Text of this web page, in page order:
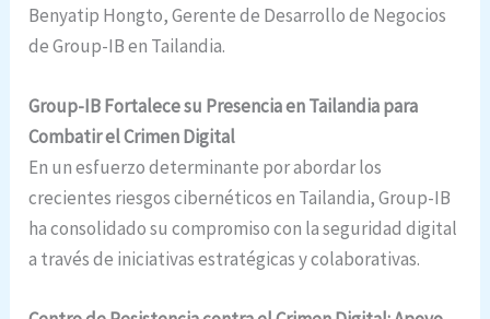
Benyatip Hongto, Gerente de Desarrollo de Negocios
de Group-IB en Tailandia.
Group-IB Fortalece su Presencia en Tailandia para
Combatir el Crimen Digital
En un esfuerzo determinante por abordar los
crecientes riesgos cibernéticos en Tailandia, Group-IB
ha consolidado su compromiso con la seguridad digital
a través de iniciativas estratégicas y colaborativas.